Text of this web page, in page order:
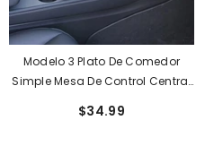
Modelo 3 Plato De Comedor
Simple Mesa De Control Central
$34.99